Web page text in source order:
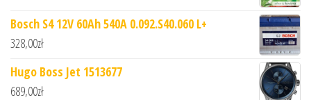
Bosch S4 12V 60Ah 540A 0.092.S40.060 L+
328,00zł
Hugo Boss Jet 1513677
689,00zł